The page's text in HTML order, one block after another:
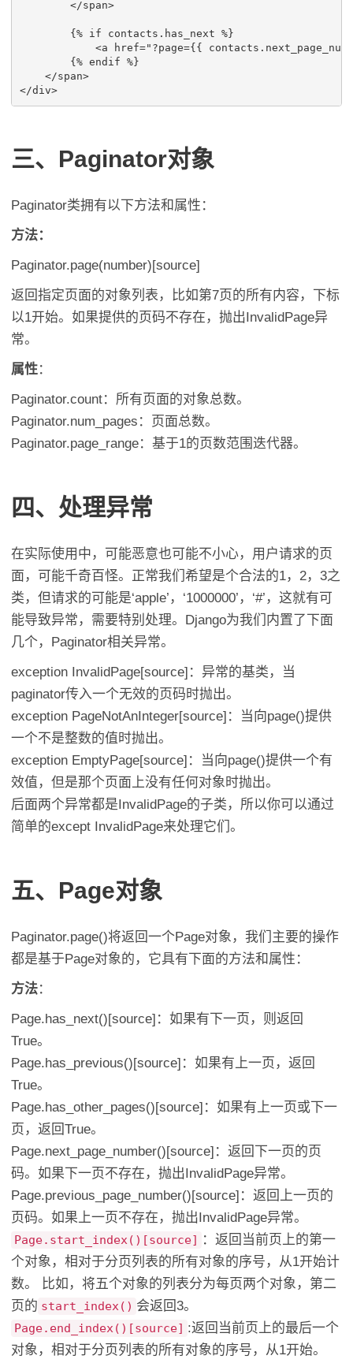
</span>
        {% if contacts.has_next %}
<a href="?page={{
        {% endif %}
</span>
</div>
三、Paginator对象
Paginator类拥有以下方法和属性：
方法：
Paginator.page(number)[source]
返回指定页面的对象列表，比如第7页的所有内容，下标
以1开始。如果提供的页码不存在，抛出InvalidPage异
常。
属性：
Paginator.count：所有页面的对象总数。
Paginator.num_pages：页面总数。
Paginator.page_range：基于1的页数范围迭代器。
四、处理异常
在实际使用中，可能恶意也可能不小心，用户请求的页
面，可能千奇百怪。正常我们希望是个合法的1，2，3之
类，但请求的可能是‘apple’，‘1000000’，‘#’，这就有可
能导致异常，需要特别处理。Django为我们内置了下面
几个，Paginator相关异常。
exception InvalidPage[source]：异常的基类，当
paginator传入一个无效的页码时抛出。
exception PageNotAnInteger[source]：当向page()提供
一个不是整数的值时抛出。
exception EmptyPage[source]：当向page()提供一个有
效值，但是那个页面上没有任何对象时抛出。
后面两个异常都是InvalidPage的子类，所以你可以通过
简单的except InvalidPage来处理它们。
五、Page对象
Paginator.page()将返回一个Page对象，我们主要的操作
都是基于Page对象的，它具有下面的方法和属性：
方法：
Page.has_next()[source]：如果有下一页，则返回
True。
Page.has_previous()[source]：如果有上一页，返回
True。
Page.has_other_pages()[source]：如果有上一页或下一
页，返回True。
Page.next_page_number()[source]：返回下一页的页
码。如果下一页不存在，抛出InvalidPage异常。
Page.previous_page_number()[source]：返回上一页的
页码。如果上一页不存在，抛出InvalidPage异常。
Page.start_index()[source] ：返回当前页上的第一
个对象，相对于分页列表的所有对象的序号，从1开始计
数。 比如，将五个对象的列表分为每页两个对象，第二
页的 start_index() 会返回3。
Page.end_index()[source] :返回当前页上的最后一个
对象，相对于分页列表的所有对象的序号，从1开始。